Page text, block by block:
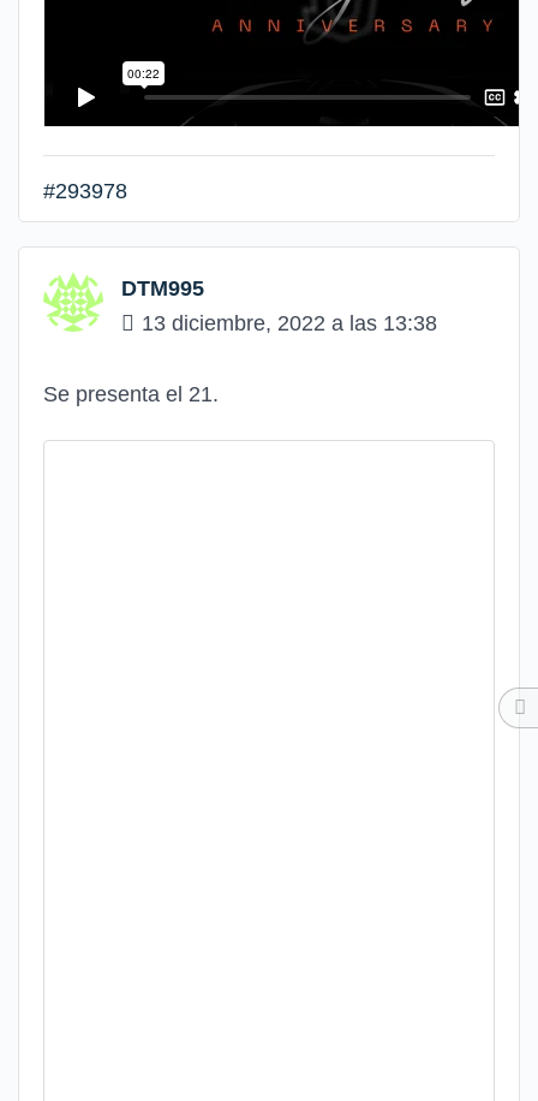
#293978
DTM995
13 diciembre, 2022 a las 13:38
Se presenta el 21.